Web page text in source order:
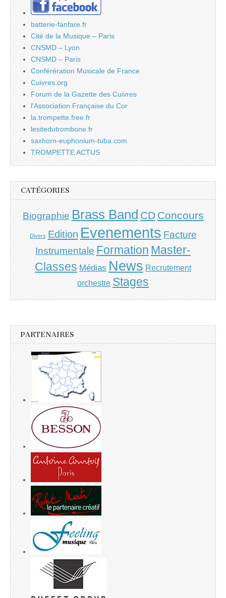
batterie-fanfare.fr
Cité de la Musique – Paris
CNSMD – Lyon
CNSMD – Paris
Conférération Musicale de France
Cuivres.org
Forum de la Gazette des Cuivres
l'Association Française du Cor
la.trompette.free.fr
lesitedutrombone.fr
saxhorn-euphonium-tuba.com
TROMPETTE ACTUS
CATÉGORIES
Biographie Brass Band CD Concours
Divers Edition Evenements Facture
Instrumentale Formation Master-
Classes Médias News Recrutement
orchestre Stages
PARTENAIRES